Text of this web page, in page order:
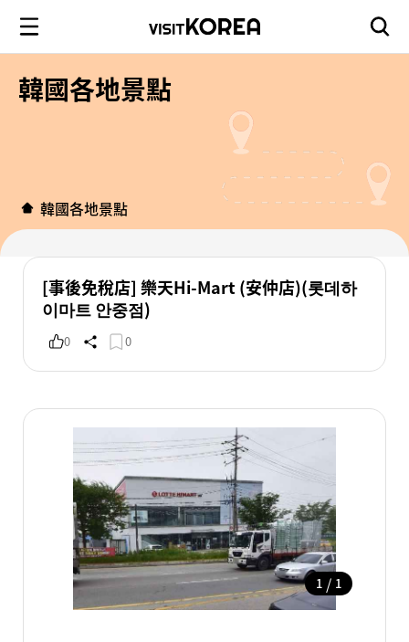
韓國各地景點
韓國各地景點
[事後免稅店] 樂天Hi-Mart (安仲店)(롯데하
이마트 안중점)
0 0
1 / 1